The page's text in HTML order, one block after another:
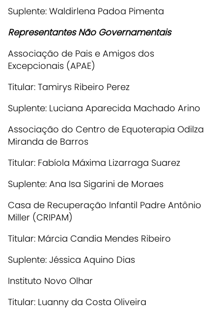
Suplente: Waldirlena Padoa Pimenta
Representantes Não Governamentais
Associação de Pais e Amigos dos
Excepcionais (APAE)
Titular: Tamirys Ribeiro Perez
Suplente: Luciana Aparecida Machado Arino
Associação do Centro de Equoterapia Odilza
Miranda de Barros
Titular: Fabíola Máxima Lizarraga Suarez
Suplente: Ana Isa Sigarini de Moraes
Casa de Recuperação Infantil Padre Antônio
Miller (CRIPAM)
Titular: Márcia Candia Mendes Ribeiro
Suplente: Jéssica Aquino Dias
Instituto Novo Olhar
Titular: Luanny da Costa Oliveira